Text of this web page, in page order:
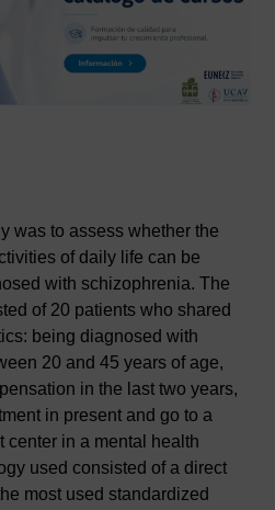
was to assess whether the
of daily life can be
with schizophrenia. The
of 20 patients who shared
being diagnosed with
20 and 45 years of age,
in the last two years,
in present and go to a
center in a mental health
used consisted of a direct
most used standardized